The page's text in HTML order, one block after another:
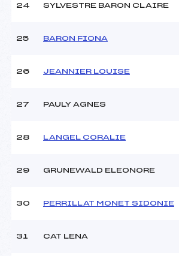
24 SYLVESTRE BARON CLAIRE
25 BARON FIONA
26 JEANNIER LOUISE
27 PAULY AGNES
28 LANGEL CORALIE
29 GRUNEWALD ELEONORE
30 PERRILLAT MONET SIDONIE
31 CAT LENA